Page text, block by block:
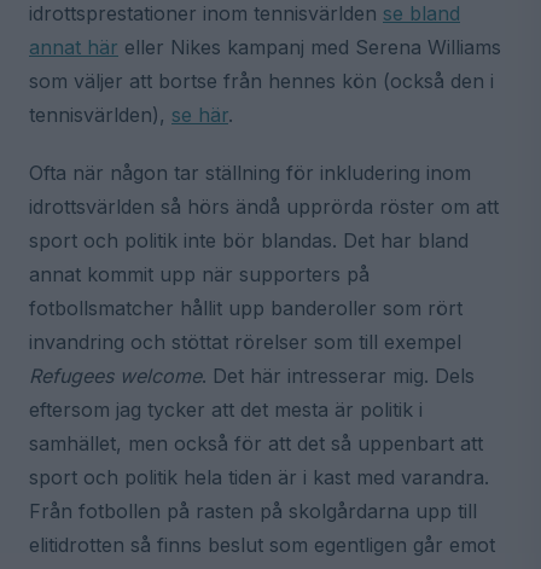
idrottsprestationer inom tennisvärlden se bland
annat här eller Nikes kampanj med Serena Williams
som väljer att bortse från hennes kön (också den i
tennisvärlden), se här.
Ofta när någon tar ställning för inkludering inom
idrottsvärlden så hörs ändå upprörda röster om att
sport och politik inte bör blandas. Det har bland
annat kommit upp när supporters på
fotbollsmatcher hållit upp banderoller som rört
invandring och stöttat rörelser som till exempel
Refugees welcome. Det här intresserar mig. Dels
eftersom jag tycker att det mesta är politik i
samhället, men också för att det så uppenbart att
sport och politik hela tiden är i kast med varandra.
Från fotbollen på rasten på skolgårdarna upp till
elitidrotten så finns beslut som egentligen går emot